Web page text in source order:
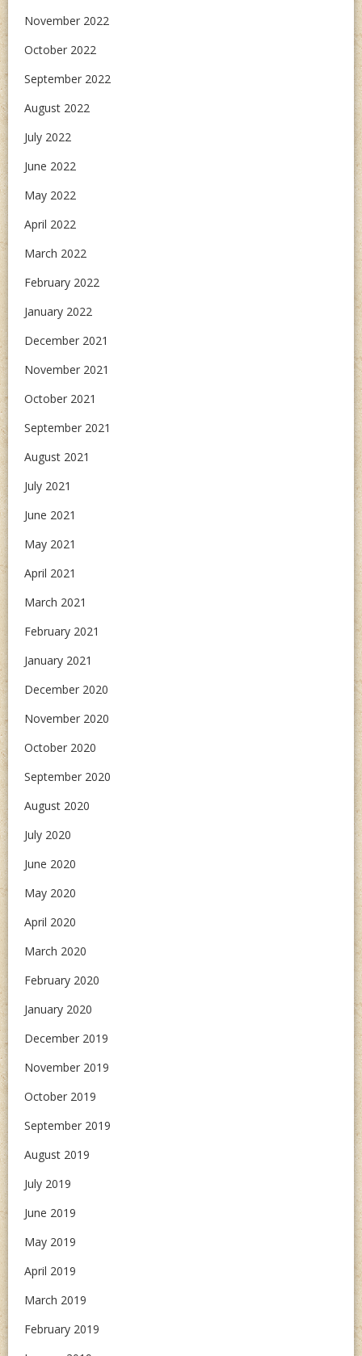
November 2022
October 2022
September 2022
August 2022
July 2022
June 2022
May 2022
April 2022
March 2022
February 2022
January 2022
December 2021
November 2021
October 2021
September 2021
August 2021
July 2021
June 2021
May 2021
April 2021
March 2021
February 2021
January 2021
December 2020
November 2020
October 2020
September 2020
August 2020
July 2020
June 2020
May 2020
April 2020
March 2020
February 2020
January 2020
December 2019
November 2019
October 2019
September 2019
August 2019
July 2019
June 2019
May 2019
April 2019
March 2019
February 2019